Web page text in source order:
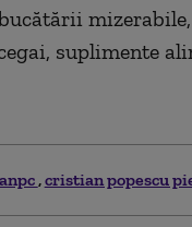
suplimente
anpc cristian popescu